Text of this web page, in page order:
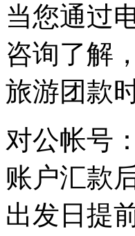
当您通过
咨询了解
旅游团款
对公帐号
账户汇款
出发日提